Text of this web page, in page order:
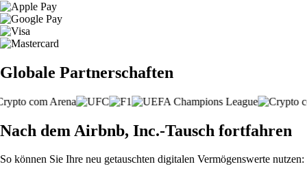
Globale Partnerschaften
Nach dem Airbnb, Inc.-Tausch fortfahren
So können Sie Ihre neu getauschten digitalen Vermögenswerte nutzen: